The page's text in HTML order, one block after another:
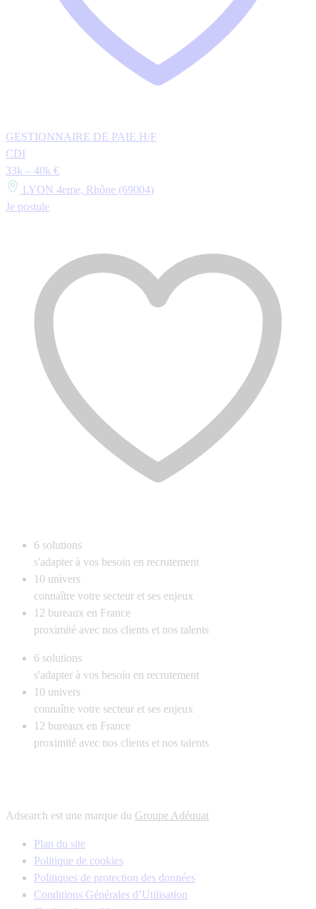
GESTIONNAIRE DE PAIE H/F
CDI
33k – 40k €
LYON 4eme, Rhône (69004)
Je postule
6 solutions
s'adapter à vos besoin en recrutement
10 univers
connaître votre secteur et ses enjeux
12 bureaux en France
proximité avec nos clients et nos talents
6 solutions
s'adapter à vos besoin en recrutement
10 univers
connaître votre secteur et ses enjeux
12 bureaux en France
proximité avec nos clients et nos talents
Adsearch est une marque du Groupe Adéquat
Plan du site
Politique de cookies
Politiques de protection des données
Conditions Générales d’Utilisation